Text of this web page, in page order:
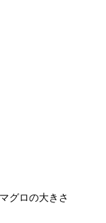
グロの大きさ